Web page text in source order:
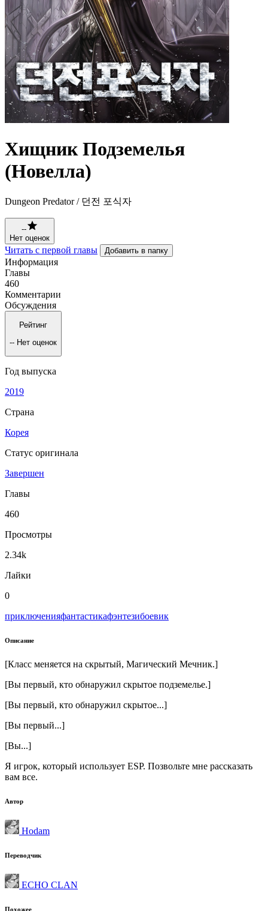
Хищник Подземелья
(Новелла)
Dungeon Predator / 던전 포식자
--
Нет оценок
Читать с первой главы Добавить в папку
Информация
Главы
460
Комментарии
Обсуждения
Рейтинг
-- Нет оценок
Год выпуска
2019
Страна
Корея
Статус оригинала
Завершен
Главы
460
Просмотры
2.34k
Лайки
0
приключенияфантастикафэнтезибоевик
Описание
[Класс меняется на скрытый, Магический Мечник.]
[Вы первый, кто обнаружил скрытое подземелье.]
[Вы первый, кто обнаружил скрытое...]
[Вы первый...]
[Вы...]
Я игрок, который использует ESP. Позвольте мне рассказать
вам все.
Автор
Hodam
Переводчик
ECHO CLAN
Похожее